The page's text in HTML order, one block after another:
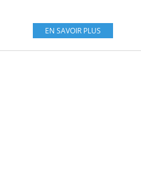
EN SAVOIR PLUS